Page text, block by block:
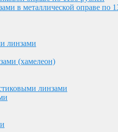
линзами
в металлической оправе по
линзами
(хамелеон)
линзами